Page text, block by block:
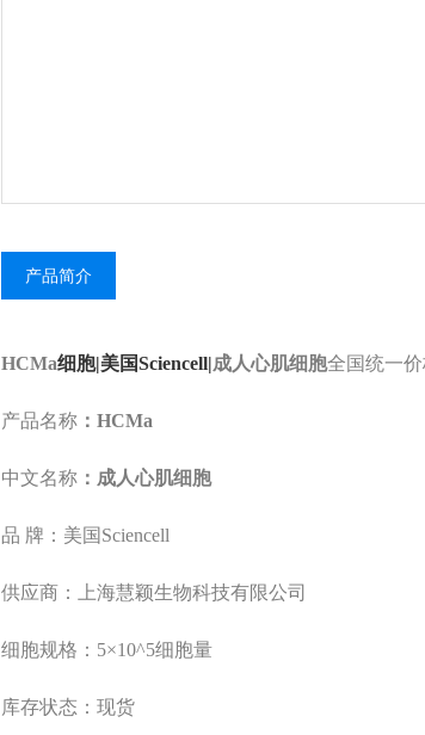
产品简介
HCMa细胞|美国Sciencell|成人心肌细胞全国统一
产品名称 ：HCMa
中文名称 ：成人心肌细胞
品 牌：美国Sciencell
供应商：上海慧颖生物科技有限公司
细胞规格： 5×10^5细胞量
库存状态：现货